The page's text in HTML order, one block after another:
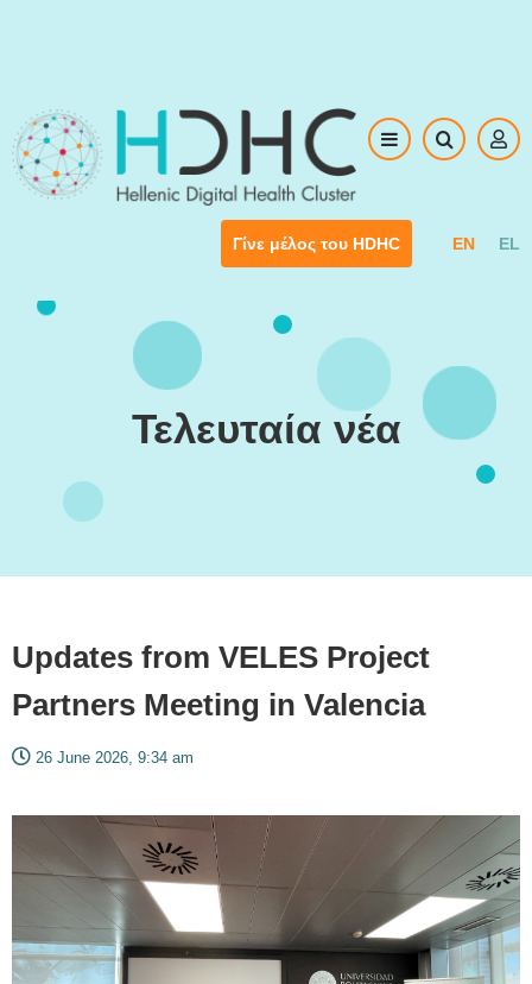
Γίνε μέλος του HDHC EN EL
Τελευταία νέα
Updates from VELES Project
Partners Meeting in Valencia
26 June 2026, 9:34 am